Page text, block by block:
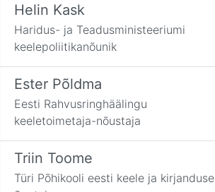
Helin Kask
Haridus- ja Teadusministeeriumi
keelepoliitikanõunik
Ester Põldma
Eesti Rahvusringhäälingu
keeletoimetaja-nõustaja
Triin Toome
Türi Põhikooli eesti keele ja kirjanduse